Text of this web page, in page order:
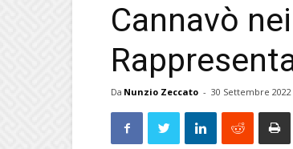
Cannavò
Da Nunzio Zeccato - 30 Settembre 2022